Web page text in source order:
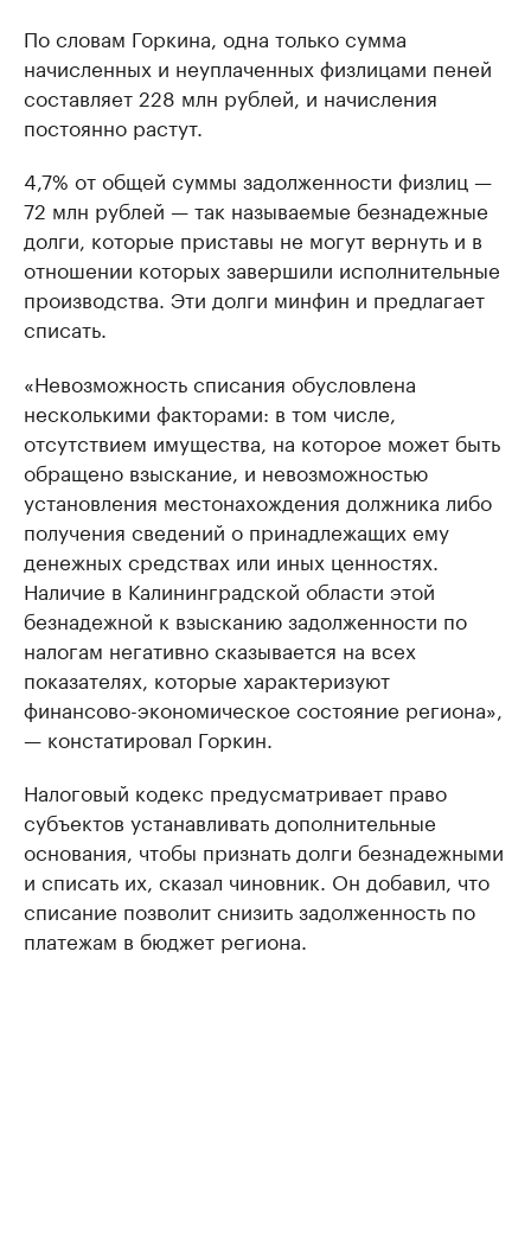
По словам Горкина, одна только сумма
начисленных и неуплаченных физлицами пеней
составляет 228 млн рублей, и начисления
постоянно растут.
4,7% от общей суммы задолженности физлиц —
72 млн рублей — так называемые безнадежные
долги, которые приставы не могут вернуть и в
отношении которых завершили исполнительные
производства. Эти долги минфин и предлагает
списать.
«Невозможность списания обусловлена
несколькими факторами: в том числе,
отсутствием имущества, на которое может быть
обращено взыскание, и невозможностью
установления местонахождения должника либо
получения сведений о принадлежащих ему
денежных средствах или иных ценностях.
Наличие в Калининградской области этой
безнадежной к взысканию задолженности по
налогам негативно сказывается на всех
показателях, которые характеризуют
финансово-экономическое состояние региона»,
— констатировал Горкин.
Налоговый кодекс предусматривает право
субъектов устанавливать дополнительные
основания, чтобы признать долги безнадежными
и списать их, сказал чиновник. Он добавил, что
списание позволит снизить задолженность по
платежам в бюджет региона.